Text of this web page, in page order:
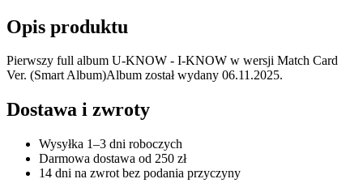
Opis produktu
Pierwszy full album U-KNOW - I-KNOW w wersji Match Card
Ver. (Smart Album)Album został wydany 06.11.2025.
Dostawa i zwroty
Wysyłka 1–3 dni roboczych
Darmowa dostawa od 250 zł
14 dni na zwrot bez podania przyczyny